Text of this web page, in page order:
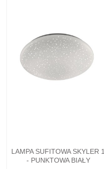
LAMPA SUFITOWA SKYLER 1
- PUNKTOWA BIAŁY